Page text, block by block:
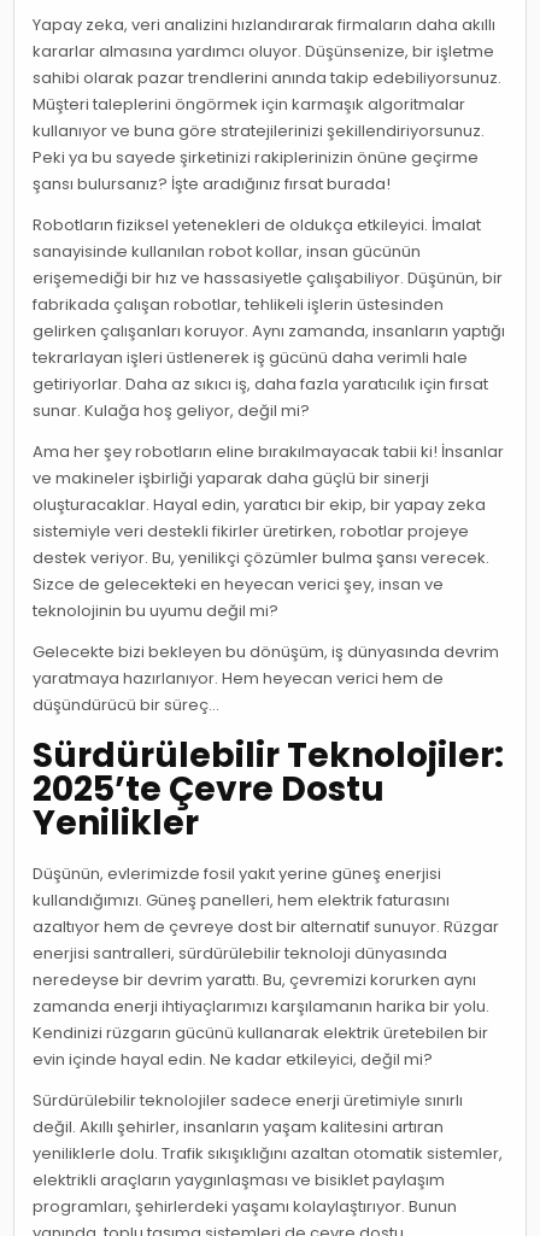
Yapay zeka, veri analizini hızlandırarak firmaların daha akıllı
kararlar almasına yardımcı oluyor. Düşünsenize, bir işletme
sahibi olarak pazar trendlerini anında takip edebiliyorsunuz.
Müşteri taleplerini öngörmek için karmaşık algoritmalar
kullanıyor ve buna göre stratejilerinizi şekillendiriyorsunuz.
Peki ya bu sayede şirketinizi rakiplerinizin önüne geçirme
şansı bulursanız? İşte aradığınız fırsat burada!
Robotların fiziksel yetenekleri de oldukça etkileyici. İmalat
sanayisinde kullanılan robot kollar, insan gücünün
erişemediği bir hız ve hassasiyetle çalışabiliyor. Düşünün, bir
fabrikada çalışan robotlar, tehlikeli işlerin üstesinden
gelirken çalışanları koruyor. Aynı zamanda, insanların yaptığı
tekrarlayan işleri üstlenerek iş gücünü daha verimli hale
getiriyorlar. Daha az sıkıcı iş, daha fazla yaratıcılık için fırsat
sunar. Kulağa hoş geliyor, değil mi?
Ama her şey robotların eline bırakılmayacak tabii ki! İnsanlar
ve makineler işbirliği yaparak daha güçlü bir sinerji
oluşturacaklar. Hayal edin, yaratıcı bir ekip, bir yapay zeka
sistemiyle veri destekli fikirler üretirken, robotlar projeye
destek veriyor. Bu, yenilikçi çözümler bulma şansı verecek.
Sizce de gelecekteki en heyecan verici şey, insan ve
teknolojinin bu uyumu değil mi?
Gelecekte bizi bekleyen bu dönüşüm, iş dünyasında devrim
yaratmaya hazırlanıyor. Hem heyecan verici hem de
düşündürücü bir süreç…
Sürdürülebilir Teknolojiler:
2025’te Çevre Dostu
Yenilikler
Düşünün, evlerimizde fosil yakıt yerine güneş enerjisi
kullandığımızı. Güneş panelleri, hem elektrik faturasını
azaltıyor hem de çevreye dost bir alternatif sunuyor. Rüzgar
enerjisi santralleri, sürdürülebilir teknoloji dünyasında
neredeyse bir devrim yarattı. Bu, çevremizi korurken aynı
zamanda enerji ihtiyaçlarımızı karşılamanın harika bir yolu.
Kendinizi rüzgarın gücünü kullanarak elektrik üretebilen bir
evin içinde hayal edin. Ne kadar etkileyici, değil mi?
Sürdürülebilir teknolojiler sadece enerji üretimiyle sınırlı
değil. Akıllı şehirler, insanların yaşam kalitesini artıran
yeniliklerle dolu. Trafik sıkışıklığını azaltan otomatik sistemler,
elektrikli araçların yaygınlaşması ve bisiklet paylaşım
programları, şehirlerdeki yaşamı kolaylaştırıyor. Bunun